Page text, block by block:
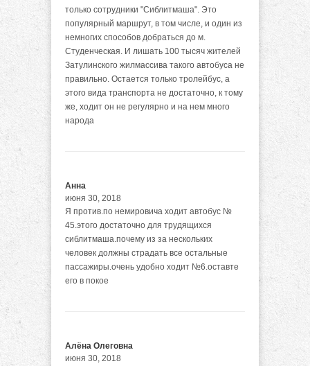
только сотрудники "Сиблитмаша". Это
популярный маршрут, в том числе, и один из
немногих способов добраться до м.
Студенческая. И лишать 100 тысяч жителей
Затулинского жилмассива такого автобуса не
правильно. Остается только тролейбус, а
этого вида транспорта не достаточно, к тому
же, ходит он не регулярно и на нем много
народа
Анна
июня 30, 2018
Я против.по немировича ходит автобус №
45.этого достаточно для трудящихся
сиблитмаша.почему из за нескольких
человек должны страдать все остальные
пассажиры.очень удобно ходит №6.оставте
его в покое
Алёна Олеговна
июня 30, 2018